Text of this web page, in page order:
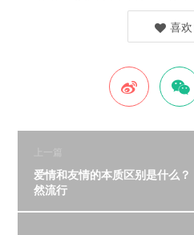
喜欢
上一篇
爱情和友情的本质区别是什么
然流行